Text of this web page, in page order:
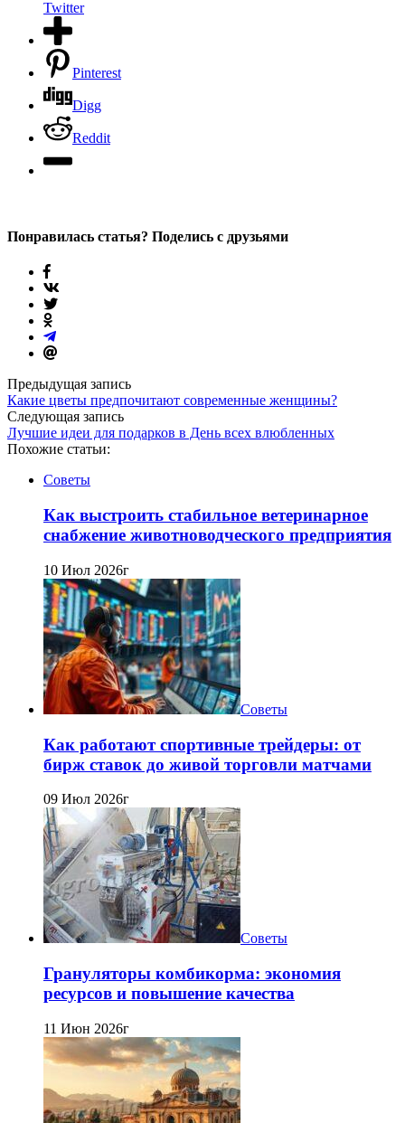
Twitter
Pinterest
Digg
Reddit
Понравилась статья? Поделись с друзьями
Предыдущая запись
Какие цветы предпочитают современные женщины?
Следующая запись
Лучшие идеи для подарков в День всех влюбленных
Похожие статьи:
Советы
Как выстроить стабильное ветеринарное
снабжение животноводческого предприятия
10 Июл 2026г
Советы
Как работают спортивные трейдеры: от
бирж ставок до живой торговли матчами
09 Июл 2026г
Советы
Грануляторы комбикорма: экономия
ресурсов и повышение качества
11 Июн 2026г